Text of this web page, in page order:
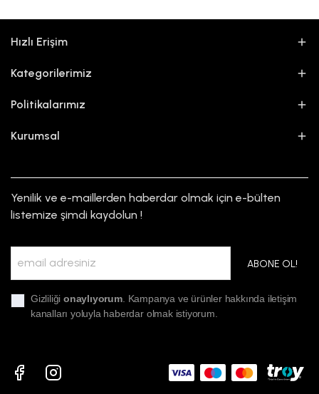
Hızlı Erişim
Kategorilerimiz
Politikalarımız
Kurumsal
Yenilik ve e-maillerden haberdar olmak için e-bülten
listemize şimdi kaydolun !
ABONE OL!
Gizliliğionaylıyorum. Kampanya ve ürünler hakkında iletişim
kanalları yoluyla haberdar olmak istiyorum.